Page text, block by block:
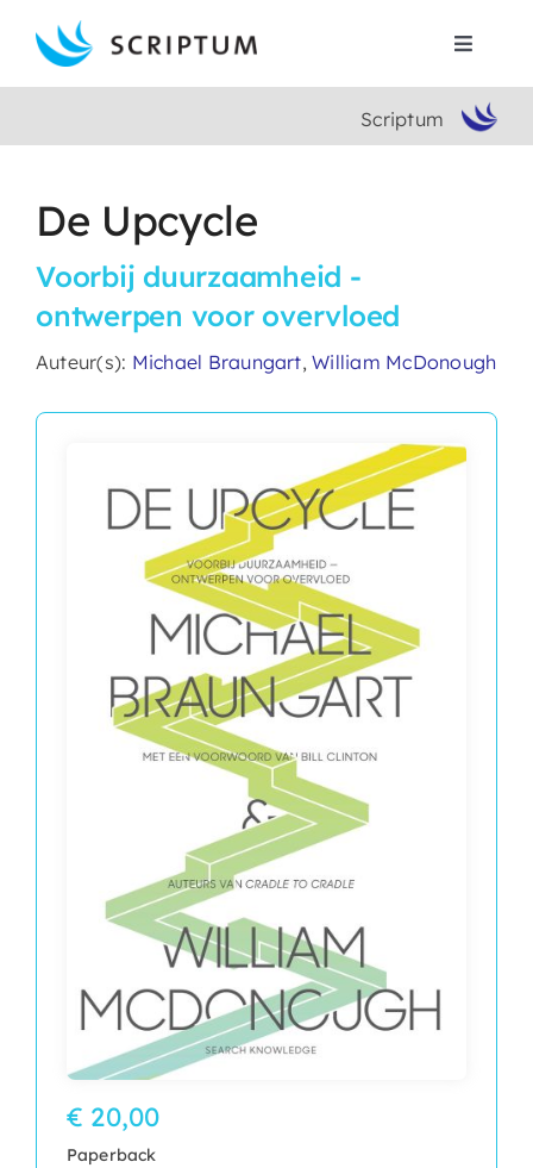
content
Toggle
Boeken
Auteurs
Contact
Search
Scriptum
De Upcycle
Voorbij duurzaamheid -
ontwerpen voor overvloed
Auteur(s): Michael Braungart,William McDonough
€ 20,00
Paperback